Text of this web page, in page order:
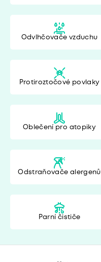
Odvlhčovače vzduchu
Protiroztočové povlaky
Oblečení pro atopiky
Odstraňovače alergenů
Parní čističe